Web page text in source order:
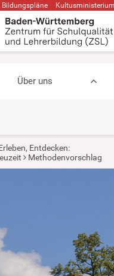
Bildungspläne Kultusministerium
Über uns
Entdecken:
Methodenvorschlag